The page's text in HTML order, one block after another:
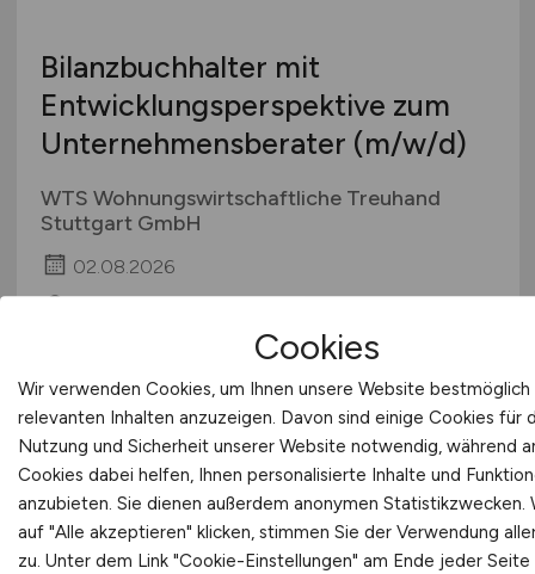
Bilanzbuchhalter mit
Entwicklungsperspektive zum
Unternehmensberater (m/w/d)
WTS Wohnungswirtschaftliche Treuhand
Stuttgart GmbH
02.08.2026
Cookies
Wir verwenden Cookies, um Ihnen unsere Website
relevanten Inhalten anzuzeigen. Davon sind einige Cookies für
Nutzung und Sicherheit unserer Website notwendig, während
Cookies dabei helfen, Ihnen personalisierte Inhalte und
anzubieten. Sie dienen außerdem anonymen Statistikzwecken.
auf "Alle akzeptieren" klicken, stimmen Sie der Verwendung
zu. Unter dem Link "Cookie-Einstellungen" am Ende jeder Seite